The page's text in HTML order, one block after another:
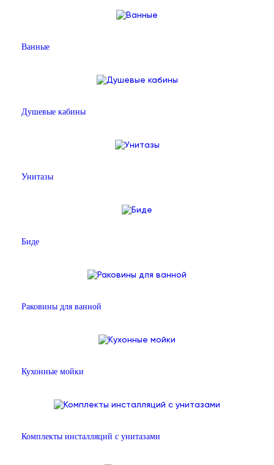
Ванные
Душевые кабины
Унитазы
Биде
Раковины для ванной
Кухонные мойки
Комплекты инсталляций с унитазами